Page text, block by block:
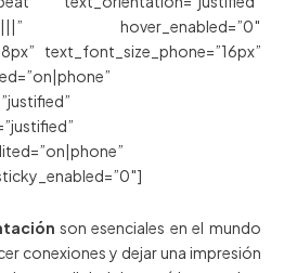
hover_enabled=”0″
text_font_size_phone=”16px”
son esenciales en el mundo
conexiones y dejar una impresión